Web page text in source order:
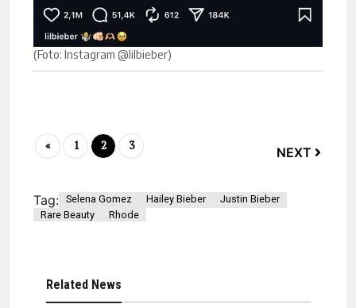
(Foto: Instagram @lilbieber)
« 1 2 3 NEXT
Tag: Selena Gomez Hailey Bieber
Justin Bieber
Rare Beauty
Rhode
Related News